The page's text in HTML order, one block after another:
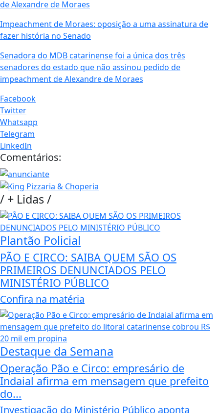
de Alexandre de Moraes
Impeachment de Moraes: oposição a uma assinatura de
fazer história no Senado
Senadora do MDB catarinense foi a única dos três
senadores do estado que não assinou pedido de
impeachment de Alexandre de Moraes
Facebook
Twitter
Whatsapp
Telegram
LinkedIn
Comentários:
/ + Lidas/
Plantão Policial
PÃO E CIRCO: SAIBA QUEM SÃO OS
PRIMEIROS DENUNCIADOS PELO
MINISTÉRIO PÚBLICO
Confira na matéria
Destaque da Semana
Operação Pão e Circo: empresário de
Indaial afirma em mensagem que prefeito
do...
Investigação do Ministério Público aponta